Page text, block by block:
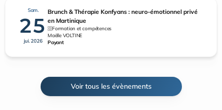
Voir tous les évènements
Sam.
25
jui. 2026
Brunch & Thérapie Konfyans : neuro-émotionnel privé
en Martinique
Formation et compétences
Maëlle VOLTINE
Payant